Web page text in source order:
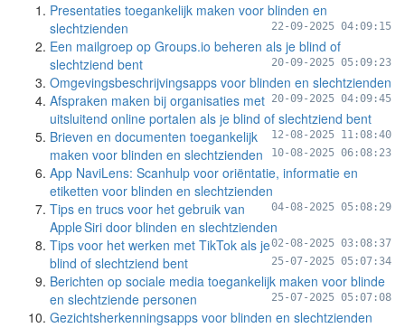
Presentaties toegankelijk maken voor blinden en
slechtzienden
22-09-2025 04:09:15
Een mailgroep op Groups.io beheren als je blind of
slechtziend bent
20-09-2025 05:09:23
Omgevingsbeschrijvingsapps voor blinden en slechtzienden
20-09-2025 04:09:45
Afspraken maken bij organisaties met
uitsluitend online portalen als je blind of slechtziend bent
12-08-2025 11:08:40
Brieven en documenten toegankelijk
maken voor blinden en slechtzienden
10-08-2025 06:08:23
App NaviLens: Scanhulp voor oriëntatie, informatie en
etiketten voor blinden en slechtzienden
04-08-2025 05:08:29
Tips en trucs voor het gebruik van
Apple Siri door blinden en slechtzienden
02-08-2025 03:08:37
Tips voor het werken met TikTok als je
blind of slechtziend bent
25-07-2025 05:07:34
Berichten op sociale media toegankelijk maken voor blinde
en slechtziende personen
25-07-2025 05:07:08
Gezichtsherkenningsapps voor blinden en slechtzienden